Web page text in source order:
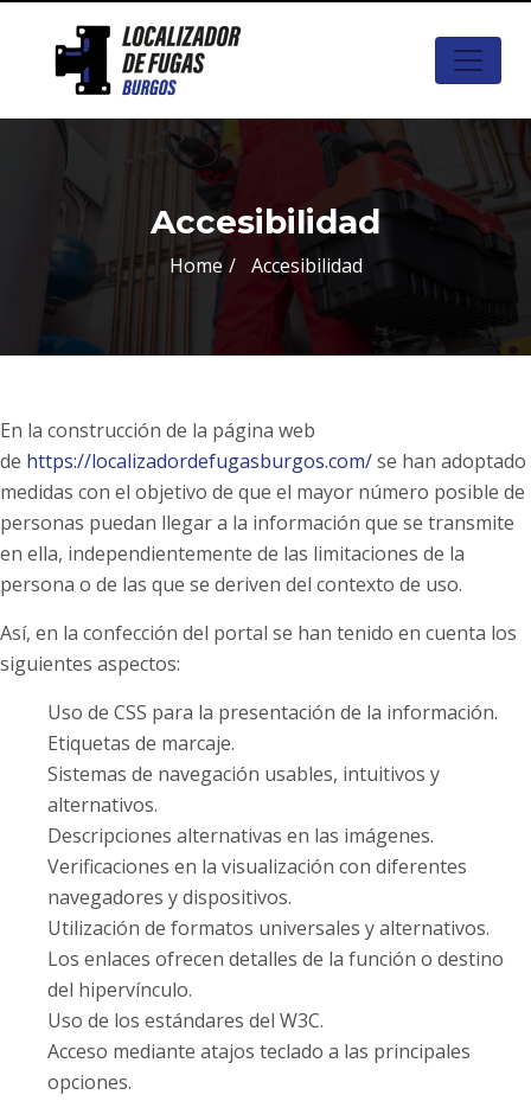
Accesibilidad
Home Accesibilidad
En la construcción de la página web
de https://localizadordefugasburgos.com/se han adoptado
medidas con el objetivo de que el mayor número posible de
personas puedan llegar a la información que se transmite
en ella, independientemente de las limitaciones de la
persona o de las que se deriven del contexto de uso.
Así, en la confección del portal se han tenido en cuenta los
siguientes aspectos:
Uso de CSS para la presentación de la información.
Etiquetas de marcaje.
Sistemas de navegación usables, intuitivos y
alternativos.
Descripciones alternativas en las imágenes.
Verificaciones en la visualización con diferentes
navegadores y dispositivos.
Utilización de formatos universales y alternativos.
Los enlaces ofrecen detalles de la función o destino
del hipervínculo.
Uso de los estándares del W3C.
Acceso mediante atajos teclado a las principales
opciones.